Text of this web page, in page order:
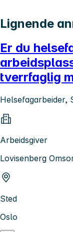
Lignende
Er du
tverrfaglig
Helsefagarbeider,
Arbeidsgiver
Lovisenberg
Sted
Oslo